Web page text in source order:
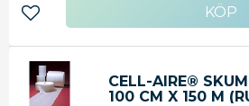
Lägg till i favoriter
CELL-AIRE®
100 CM X 150 M